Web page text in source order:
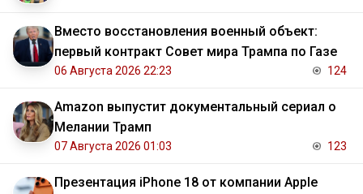
Вместо восстановления военный объект:
первый контракт Совет мира Трампа по Газе
06 Августа 2026 22:23 124
Amazon выпустит документальный сериал о
Мелании Трамп
07 Августа 2026 01:03 123
Презентация iPhone 18 от компании Apple